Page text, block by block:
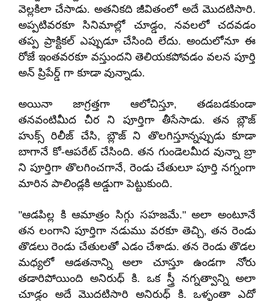
వెల్లకిలా చేసాడు. అతనికది జీవితంలో అదే మొదటిసారి.
అప్పటివరకూ సినిమాల్లో చూడ్డం, నవలలో చదవడం
తప్ప ప్రాక్టికల్ ఎప్పుడూ చేసింది లేదు. అందులోనూ ఈ
రోజే ఇంతవరకూ వస్తుందని తెలియకపోవడం వలన పూర్తి
అన్ ప్రిపేర్డ్ గా కూడా వున్నాడు.
అయినా జాగ్రత్తగా ఆలోచిస్తూ, తడబడకుండా
తనవంటిమీద చీర ని పూర్తిగా తీసేసాడు. తన బ్లౌజ్
హుక్స్ రిలీజ్ చేసి, బ్లౌజ్ ని తొలగిస్తూన్నప్పుడు కూడా
బాగానే కో-ఆపరేట్ చేసింది. తన గుండెలమీద వున్నా బ్రా
ని పూర్తిగా తొలగించగానే, రెండు చేతులూ పూర్తి నగ్నంగా
మారిన పాలిండ్లకి అడ్డుగా పెట్టుకుంది.
"ఆడపిల్ల కి ఆమాత్రం సిగ్గు సహజమే." అలా అంటూనే
తన లంగాని పూర్తిగా నడుము వరకూ తెచ్చి, తన రెండు
తొడలు రెండు చేతులతో ఎడం చేశాడు. తన రెండు తొడల
మధ్యలో ఆడతనాన్ని అలా చూస్తూ ఉండగా నోరు
తడారిపోయింది అనిరుధ్ కి. ఒక స్త్రీ నగ్నత్వాన్ని అలా
చూడ్డం అదే మొదటిసారి అనిరుధ్ కి. ఒళ్ళంతా ఎదో